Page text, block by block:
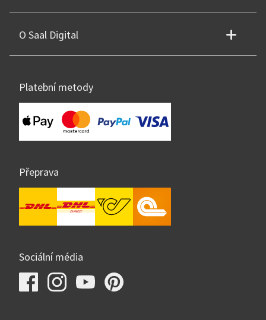
O Saal Digital
Platební metody
Přeprava
Sociální média